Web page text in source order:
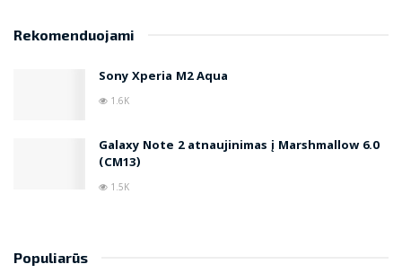
Rekomenduojami
Sony Xperia M2 Aqua
1.6K
Galaxy Note 2 atnaujinimas į Marshmallow 6.0
(CM13)
1.5K
Populiarūs